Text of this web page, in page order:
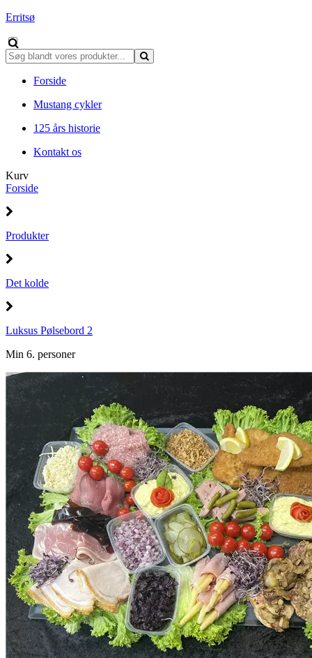
Erritsø
Forside
Mustang cykler
125 års historie
Kontakt os
Kurv
Forside
Produkter
Det kolde
Luksus Pølsebord 2
Min 6. personer